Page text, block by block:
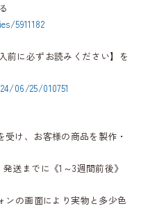
5911182
前に必ずお読みください】を
06/25/010751
け、お客様の商品を製作・
送までに《1～3週間前後》
ンの画面により実物と多少色